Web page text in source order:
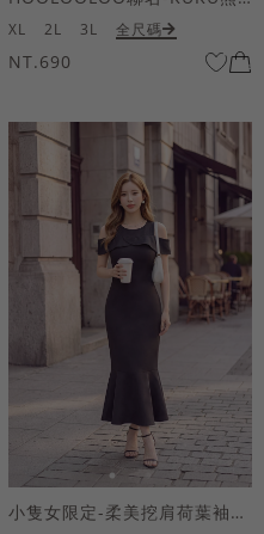
XL 2L 3L 全尺碼
NT.690
小隻女限定-柔美挖肩荷葉袖魚尾長洋裝